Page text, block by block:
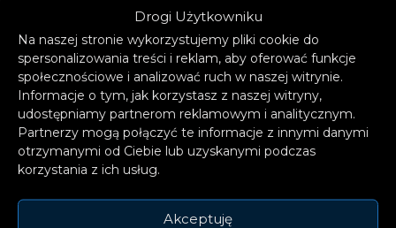
Drogi Użytkowniku
Na naszej stronie wykorzystujemy pliki cookie do
spersonalizowania treści i reklam, aby oferować funkcje
społecznościowe i analizować ruch w naszej witrynie.
Informacje o tym, jak korzystasz z naszej witryny,
udostępniamy partnerom reklamowym i analitycznym.
Partnerzy mogą połączyć te informacje z innymi danymi
otrzymanymi od Ciebie lub uzyskanymi podczas
korzystania z ich usług.
Akceptuję
.@BoniekZibi: Posada Paulo Sousy
nie jest uzależniona od wyniku na
Euro. Ja go na pewno nie zwolnię.
Chciałbym żebyśmy w Polsce mieli
10-15 takich trenerów. (…) Nie
oglądałem jeszcze tego vloga. Gol
naszych zawodników.#strefaeuro